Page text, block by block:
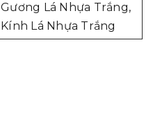
Gương Lá Nhựa Trắng,
Kính Lá Nhựa Trắng